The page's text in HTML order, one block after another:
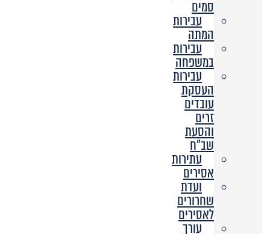
סמים
עבירות
המתה
עבירות
במשפחה
עבירות
העסקת
עובדים
זרים
והסעת
שב”ח
עתירות
אסירים
ועדת
שחרורים
לאסירים
עורך